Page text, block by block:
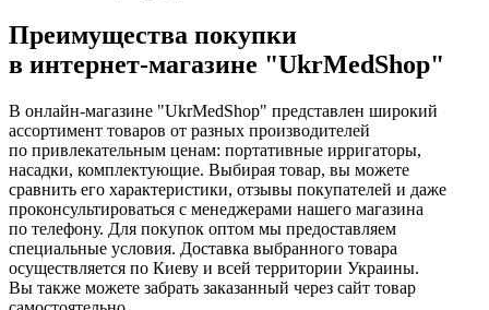
Преимущества покупки
в интернет-магазине "UkrMedShop"
В онлайн-магазине "UkrMedShop" представлен широкий
ассортимент товаров от разных производителей
по привлекательным ценам: портативные ирригаторы,
насадки, комплектующие. Выбирая товар, вы можете
сравнить его характеристики, отзывы покупателей и даже
проконсультироваться с менеджерами нашего магазина
по телефону. Для покупок оптом мы предоставляем
специальные условия. Доставка выбранного товара
осуществляется по Киеву и всей территории Украины.
Вы также можете забрать заказанный через сайт товар